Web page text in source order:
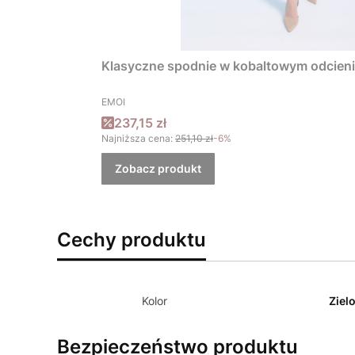
Klasyczne spodnie w kobaltowym
PRODUCENT
EMOI
Cena promocyjna
237,15 zł
Najniższa cena: 251,10 zł-6%
Zobacz produkt
Cechy produktu
Kolor
Bezpieczeństwo produktu